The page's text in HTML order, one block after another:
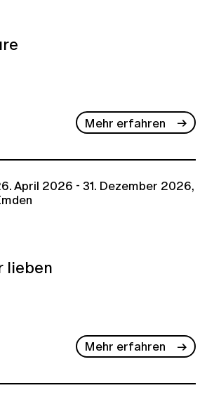
Mehr erfahren
April 2026 - 31. Dezember 2026,
lieben
Mehr erfahren